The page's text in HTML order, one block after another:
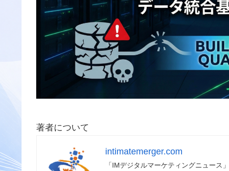
著者について
intimatemerger.com
「IMデジタルマーケティングニュース